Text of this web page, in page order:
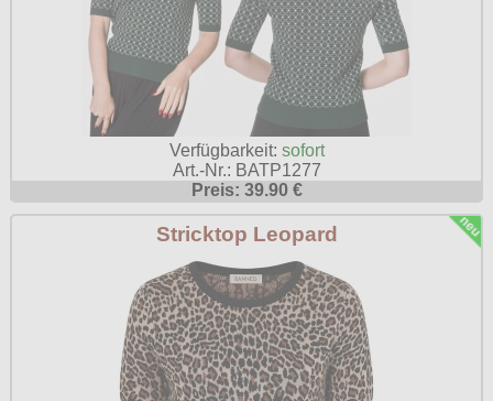
Verfügbarkeit: sofort
Art.-Nr.: BATP1277
Preis: 39.90 €
Stricktop Leopard